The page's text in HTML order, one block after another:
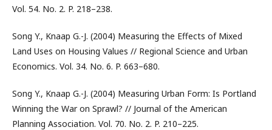
Vol. 54. No. 2. P. 218–238.
Song Y., Knaap G.-J. (2004) Measuring the Effects of Mixed
Land Uses on Housing Values // Regional Science and Urban
Economics. Vol. 34. No. 6. P. 663–680.
Song Y., Knaap G.-J. (2004) Measuring Urban Form: Is Portland
Winning the War on Sprawl? // Journal of the American
Planning Association. Vol. 70. No. 2. P. 210–225.